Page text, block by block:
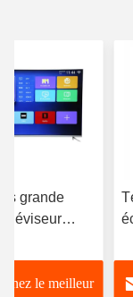
grande
4k LED
le meilleur